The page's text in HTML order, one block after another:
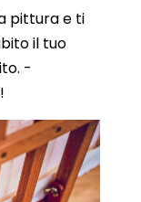
pittura e ti
il tuo
-